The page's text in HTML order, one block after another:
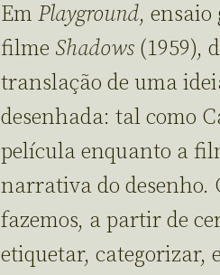
Em Playground,
filme Shadows (1959),
translação de uma
desenhada: tal como
película enquanto a
narrativa do desenho.
fazemos, a partir de
etiquetar, categorizar,